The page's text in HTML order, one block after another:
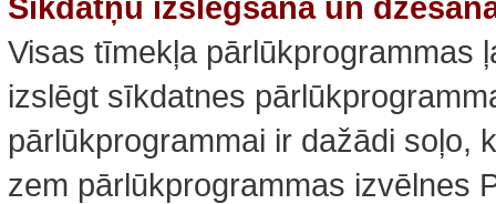
Sīkdatņu izslēgšana un
Visas tīmekļa pārlūkprogrammas
izslēgt sīkdatnes
pārlūkprogrammai ir dažādi soļo,
zem pārlūkprogrammas izvēlnes